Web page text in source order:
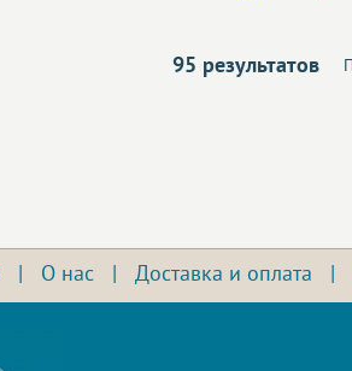
95 результатов
О нас Доставка и оплата